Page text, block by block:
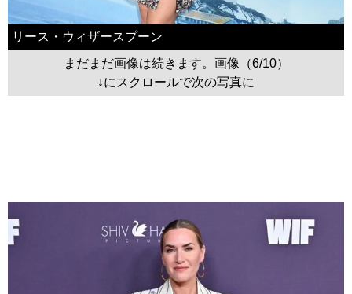
リース・ウィザースプーン
まだまだ画像は続きます。画像（6/10）
↓にスクロールで次の写真に